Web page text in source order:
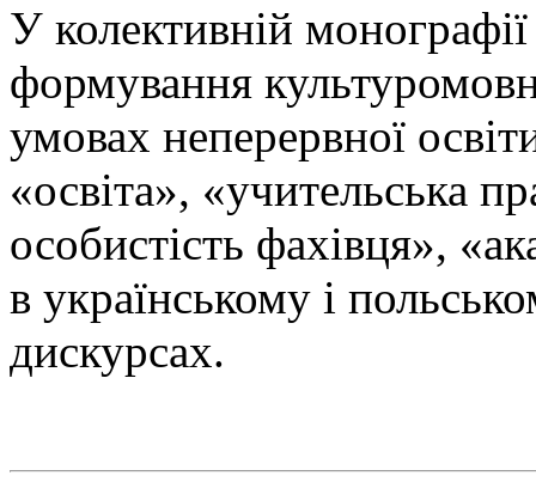
У колективній
формування
умовах неперервної
«освіта», «учительська
особистість фахівця»,
в українському і
дискурсах.